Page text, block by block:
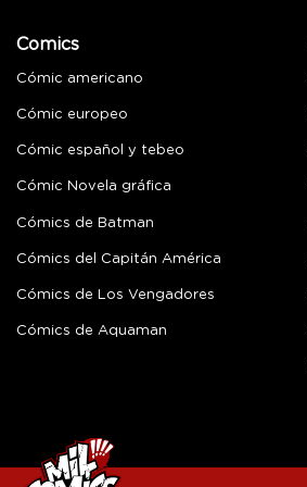
Comics
Cómic americano
Cómic europeo
Cómic español y tebeo
Cómic Novela gráfica
Cómics de Batman
Cómics del Capitán América
Cómics de Los Vengadores
Cómics de Aquaman